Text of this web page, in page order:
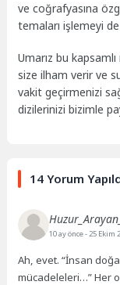
ve coğrafyasına
temaları işlemeyi
Umarız bu
size ilham verir ve
vakit geçirmenizi
dizilerinizi bizimle
14 Yorum
10 ay önce- 25 Ekim
Ah, evet. “İnsan
mücadeleleri…” Her